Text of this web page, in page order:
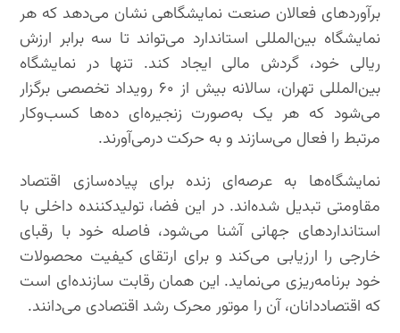
برآوردهای فعالان صنعت نمایشگاهی نشان می‌دهد که هر
نمایشگاه بین‌المللی استاندارد می‌تواند تا سه برابر ارزش
ریالی خود، گردش مالی ایجاد کند. تنها در نمایشگاه
بین‌المللی تهران، سالانه بیش از ۶۰ رویداد تخصصی برگزار
می‌شود که هر یک به‌صورت زنجیره‌ای ده‌ها کسب‌وکار
مرتبط را فعال می‌سازند و به حرکت درمی‌آورند.
نمایشگاه‌ها به عرصه‌ای زنده برای پیاده‌سازی اقتصاد
مقاومتی تبدیل شده‌اند. در این فضا، تولیدکننده داخلی با
استانداردهای جهانی آشنا می‌شود، فاصله خود با رقبای
خارجی را ارزیابی می‌کند و برای ارتقای کیفیت محصولات
خود برنامه‌ریزی می‌نماید. این همان رقابت سازنده‌ای است
که اقتصاددانان، آن را موتور محرک رشد اقتصادی می‌دانند.